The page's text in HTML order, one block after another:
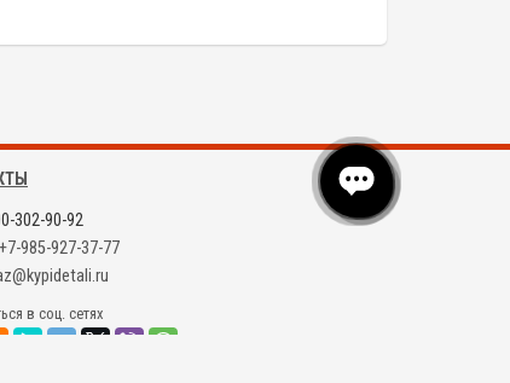
302-90-92
+7-985-927-37-77
в соц. сетях